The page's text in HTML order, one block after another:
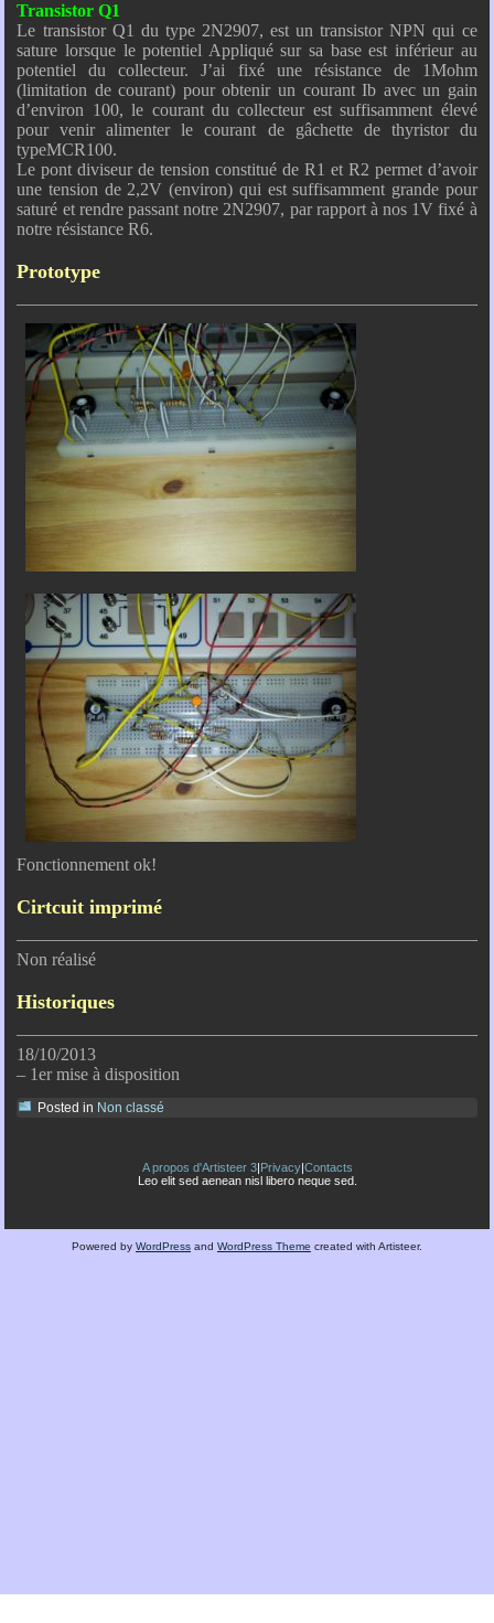
Transistor Q1
Le transistor Q1 du type 2N2907, est un transistor NPN qui ce
sature lorsque le potentiel Appliqué sur sa base est inférieur au
potentiel du collecteur. J’ai fixé une résistance de 1Mohm
(limitation de courant) pour obtenir un courant Ib avec un gain
d’environ 100, le courant du collecteur est suffisamment élevé
pour venir alimenter le courant de gâchette de thyristor du
typeMCR100.
Le pont diviseur de tension constitué de R1 et R2 permet d’avoir
une tension de 2,2V (environ) qui est suffisamment grande pour
saturé et rendre passant notre 2N2907, par rapport à nos 1V fixé à
notre résistance R6.
Prototype
Fonctionnement ok!
Cirtcuit imprimé
Non réalisé
Historiques
18/10/2013
– 1er mise à disposition
Posted in Non classé
A propos d'Artisteer 3| Privacy| Contacts
Leo elit sed aenean nisl libero neque sed.
Powered by WordPress and WordPress Theme created with Artisteer.